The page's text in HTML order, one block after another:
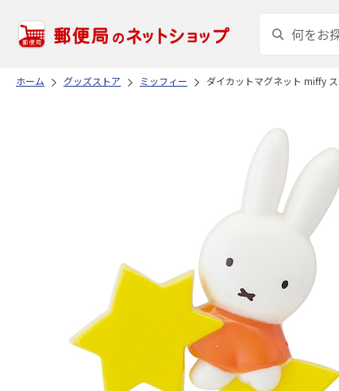
ホーム グッズストア ミッフィー ダイカットマグネット miffy ス